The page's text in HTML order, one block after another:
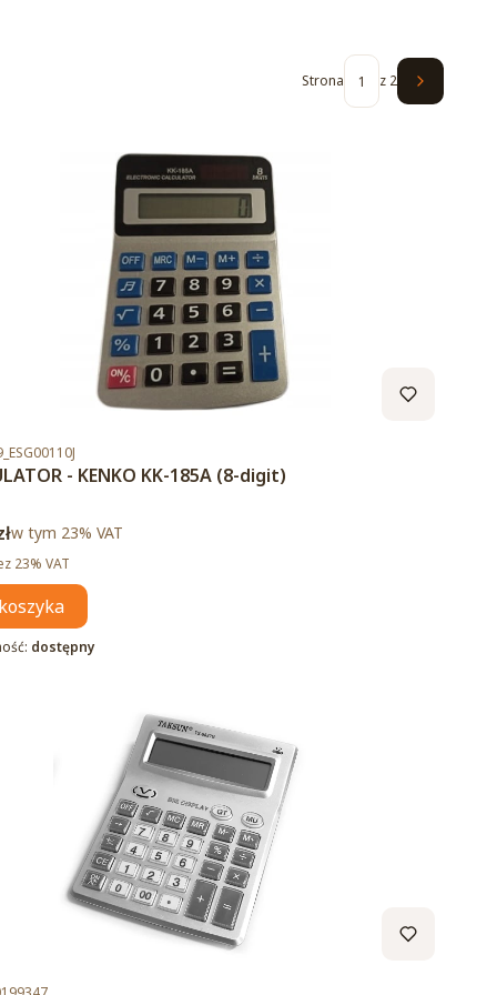
Strona z 2 Następne
- KENKO KK-185A (8-digit)
w tym %s VAT
w tym 23% VAT
23% VAT
dostępny